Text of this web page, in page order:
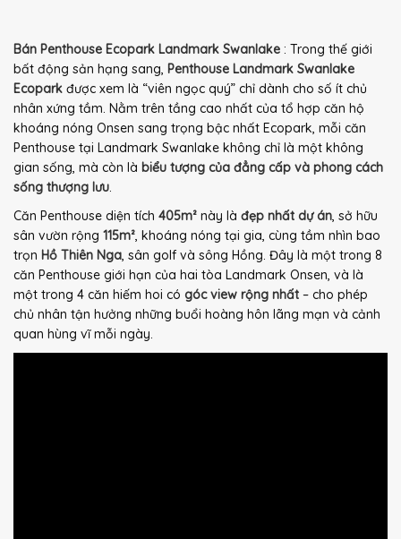
Bán Penthouse Ecopark Landmark Swanlake : Trong thế giới
bất động sản hạng sang, Penthouse Landmark Swanlake
Ecopark được xem là “viên ngọc quý” chỉ dành cho số ít chủ
nhân xứng tầm. Nằm trên tầng cao nhất của tổ hợp căn hộ
khoáng nóng Onsen sang trọng bậc nhất Ecopark, mỗi căn
Penthouse tại Landmark Swanlake không chỉ là một không
gian sống, mà còn là biểu tượng của đẳng cấp và phong cách
sống thượng lưu.
Căn Penthouse diện tích 405m² này là đẹp nhất dự án, sở hữu
sân vườn rộng 115m², khoáng nóng tại gia, cùng tầm nhìn bao
trọn Hồ Thiên Nga, sân golf và sông Hồng. Đây là một trong 8
căn Penthouse giới hạn của hai tòa Landmark Onsen, và là
một trong 4 căn hiếm hoi có góc view rộng nhất – cho phép
chủ nhân tận hưởng những buổi hoàng hôn lãng mạn và cảnh
quan hùng vĩ mỗi ngày.